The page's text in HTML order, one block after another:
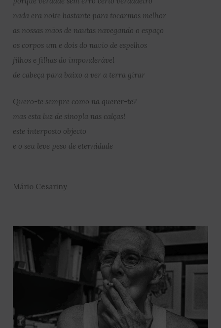
nada era noite bastante para tocarmos melhor
as nossas mãos de nautas navegando o espaço
os corpos um e dois do navio de espelhos
filhos e filhas do imponderável
de cabeça para baixo a ver a terra girar
Quero-te sempre como nã querer-te?
mas esta luz de sinopla nas calças!
este interposto objecto
e o seu leve peso de eternidade
Mário Cesariny